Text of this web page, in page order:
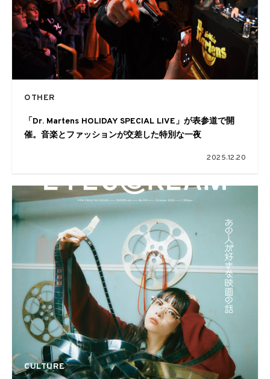
OTHER
「Dr. Martens HOLIDAY SPECIAL LIVE」が表参道で開
催。音楽とファッションが交差した特別な一夜
2025.12.20
CULTURE